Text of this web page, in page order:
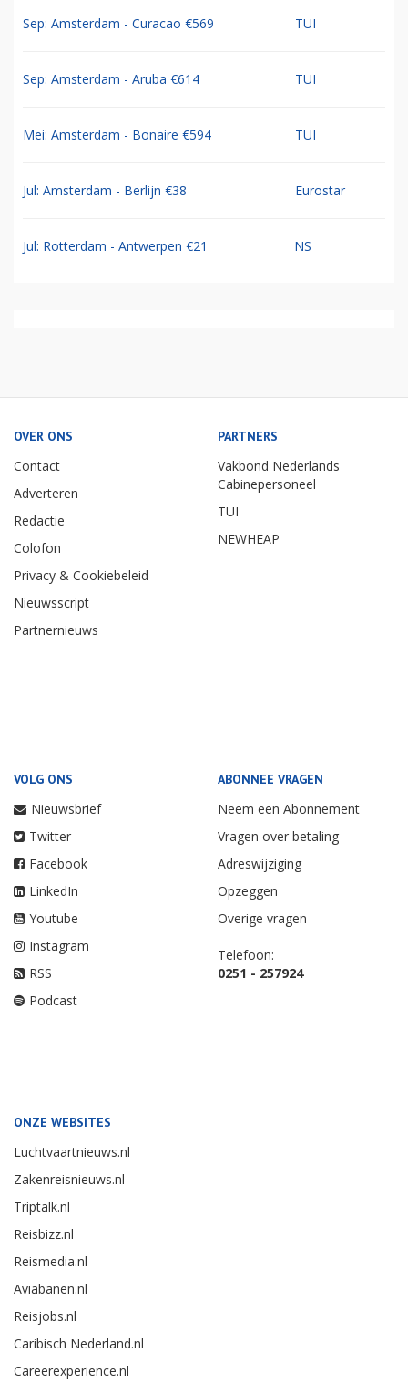
Sep: Amsterdam - Curacao €569 TUI
Sep: Amsterdam - Aruba €614 TUI
Mei: Amsterdam - Bonaire €594 TUI
Jul: Amsterdam - Berlijn €38 Eurostar
Jul: Rotterdam - Antwerpen €21 NS
OVER ONS
Contact
Adverteren
Redactie
Colofon
Privacy & Cookiebeleid
Nieuwsscript
Partnernieuws
PARTNERS
Vakbond Nederlands
Cabinepersoneel
TUI
NEWHEAP
VOLG ONS
Nieuwsbrief
Twitter
Facebook
LinkedIn
Youtube
Instagram
RSS
Podcast
ABONNEE VRAGEN
Neem een Abonnement
Vragen over betaling
Adreswijziging
Opzeggen
Overige vragen
Telefoon:
0251 - 257924
ONZE WEBSITES
Luchtvaartnieuws.nl
Zakenreisnieuws.nl
Triptalk.nl
Reisbizz.nl
Reismedia.nl
Aviabanen.nl
Reisjobs.nl
Caribisch Nederland.nl
Careerexperience.nl